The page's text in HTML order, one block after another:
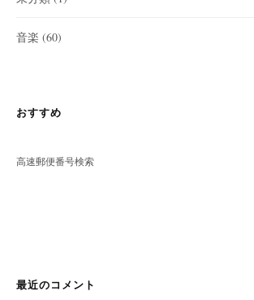
音楽 (60)
おすすめ
高速郵便番号検索
最近のコメント